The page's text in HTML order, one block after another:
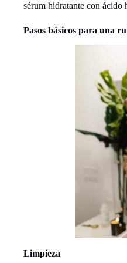
sérum hidratante con ácido
Pasos básicos para una
Limpieza